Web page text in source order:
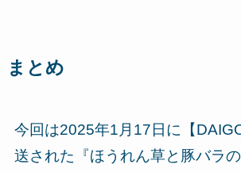
まとめ
今回は2025年1月17日に【
送された『ほうれん草と豚バラ